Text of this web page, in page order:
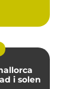
i solen